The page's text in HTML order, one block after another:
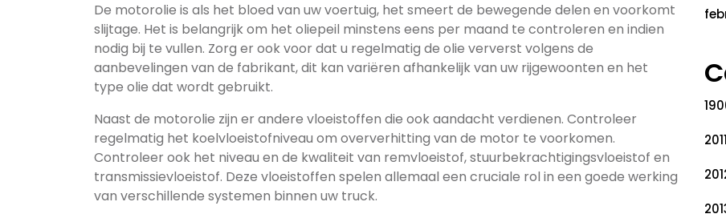
De motorolie is als het bloed van uw voertuig, het smeert de bewegende delen en voorkomt
slijtage. Het is belangrijk om het oliepeil minstens eens per maand te controleren en indien
nodig bij te vullen. Zorg er ook voor dat u regelmatig de olie ververst volgens de
aanbevelingen van de fabrikant, dit kan variëren afhankelijk van uw rijgewoonten en het
type olie dat wordt gebruikt.
Naast de motorolie zijn er andere vloeistoffen die ook aandacht verdienen. Controleer
regelmatig het koelvloeistofniveau om oververhitting van de motor te voorkomen.
Controleer ook het niveau en de kwaliteit van remvloeistof, stuurbekrachtigingsvloeistof en
transmissievloeistof. Deze vloeistoffen spelen allemaal een cruciale rol in een goede werking
van verschillende systemen binnen uw truck.
2011